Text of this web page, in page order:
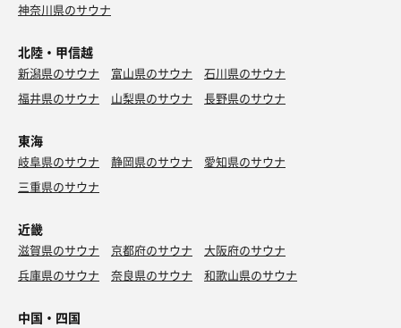
神奈川県のサウナ
北陸・甲信越
新潟県のサウナ 富山県のサウナ
石川県のサウナ
福井県のサウナ
山梨県のサウナ 長野県のサウナ
東海
岐阜県のサウナ 静岡県のサウナ
愛知県のサウナ
三重県のサウナ
近畿
滋賀県のサウナ 京都府のサウナ
大阪府のサウナ
兵庫県のサウナ
奈良県のサウナ 和歌山県のサウナ
中国・四国